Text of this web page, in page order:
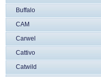
Buffalo
CAM
Carwel
Cattivo
Catwild